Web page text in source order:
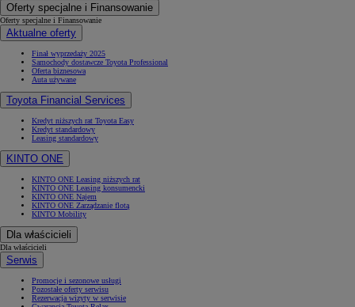
Oferty specjalne i Finansowanie
Oferty specjalne i Finansowanie
Aktualne oferty
Finał wyprzedaży 2025
Samochody dostawcze Toyota Professional
Oferta biznesowa
Auta używane
Toyota Financial Services
Kredyt niższych rat Toyota Easy
Kredyt standardowy
Leasing standardowy
KINTO ONE
KINTO ONE Leasing niższych rat
KINTO ONE Leasing konsumencki
KINTO ONE Najem
KINTO ONE Zarządzanie flotą
KINTO Mobility
Dla właścicieli
Dla właścicieli
Serwis
Promocje i sezonowe usługi
Pozostałe oferty serwisu
Rezerwacja wizyty w serwisie